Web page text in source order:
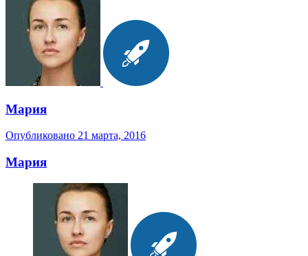
Мария
Опубликовано 21 марта, 2016
Мария